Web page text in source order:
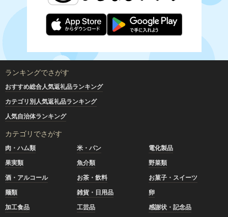
ランキングでさがす
おすすめ総合人気返礼品ランキング
カテゴリ別人気返礼品ランキング
人気自治体ランキング
カテゴリでさがす
肉・ハム類 米・パン
電化製品
果実類
魚介類
野菜類
酒・アルコール
お茶・飲料
お菓子・スイーツ
麺類
雑貨・日用品
卵
加工食品
工芸品
感謝状・記念品